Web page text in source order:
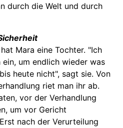
durch die Welt und durch
Mara eine Tochter. "Ich
um endlich wieder was
heute nicht", sagt sie. Von
riet man ihr ab.
vor der Verhandlung
um vor Gericht
nach der Verurteilung